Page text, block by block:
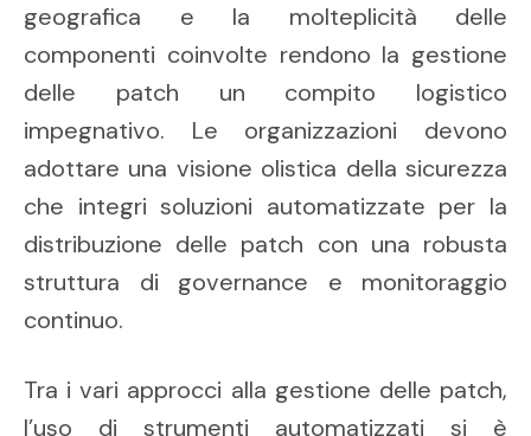
geografica e la molteplicità delle
componenti coinvolte rendono la gestione
delle patch un compito logistico
impegnativo. Le organizzazioni devono
adottare una visione olistica della sicurezza
che integri soluzioni automatizzate per la
distribuzione delle patch con una robusta
struttura di governance e monitoraggio
continuo.
Tra i vari approcci alla gestione delle patch,
l’uso di strumenti automatizzati si è